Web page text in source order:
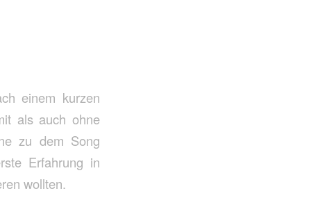
einem kurzen
als auch ohne
zu dem Song
Erfahrung in
wollten.